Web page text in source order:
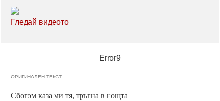
Гледай видеото
Error9
ОРИГИНАЛЕН ТЕКСТ
Сбогом каза ми тя, тръгна в нощта